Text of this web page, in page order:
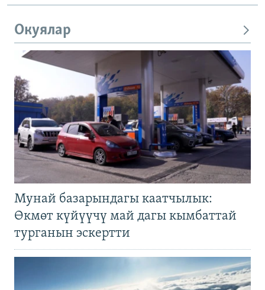
Окуялар
Мунай базарындагы каатчылык:
Өкмөт күйүүчү май дагы кымбаттай
турганын эскертти